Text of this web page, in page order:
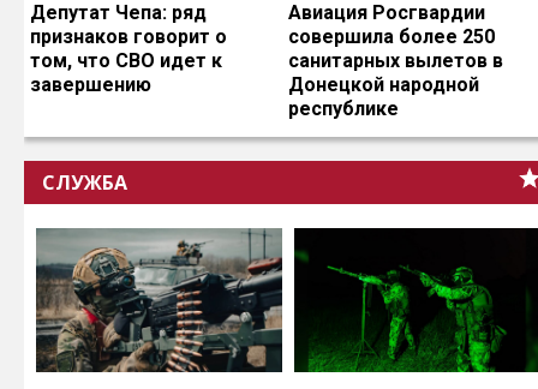
Депутат Чепа: ряд
признаков говорит о
том, что СВО идет к
завершению
Авиация Росгвардии
совершила более 250
санитарных вылетов в
Донецкой народной
республике
СЛУЖБА